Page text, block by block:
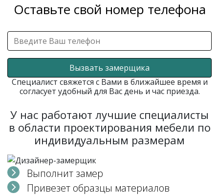
Оставьте свой номер телефона
Вызвать замерщика
Специалист свяжется с Вами в ближайшее время и
согласует удобный для Вас день и час приезда.
У нас работают лучшие специалисты
в области проектирования мебели по
индивидуальным размерам
Выполнит замер
Привезет образцы материалов